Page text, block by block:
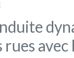
rues avec